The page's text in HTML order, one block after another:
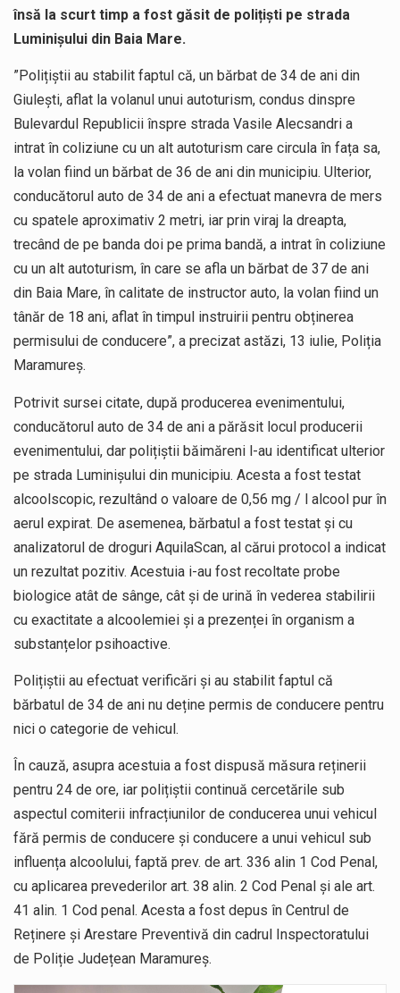
însă la scurt timp a fost găsit de polițiști pe strada
Luminișului din Baia Mare.
”Polițiștii au stabilit faptul că, un bărbat de 34 de ani din
Giulești, aflat la volanul unui autoturism, condus dinspre
Bulevardul Republicii înspre strada Vasile Alecsandri a
intrat în coliziune cu un alt autoturism care circula în fața sa,
la volan fiind un bărbat de 36 de ani din municipiu. Ulterior,
conducătorul auto de 34 de ani a efectuat manevra de mers
cu spatele aproximativ 2 metri, iar prin viraj la dreapta,
trecând de pe banda doi pe prima bandă, a intrat în coliziune
cu un alt autoturism, în care se afla un bărbat de 37 de ani
din Baia Mare, în calitate de instructor auto, la volan fiind un
tânăr de 18 ani, aflat în timpul instruirii pentru obținerea
permisului de conducere”, a precizat astăzi, 13 iulie, Poliția
Maramureș.
Potrivit sursei citate, după producerea evenimentului,
conducătorul auto de 34 de ani a părăsit locul producerii
evenimentului, dar polițiștii băimăreni l-au identificat ulterior
pe strada Luminișului din municipiu. Acesta a fost testat
alcoolscopic, rezultând o valoare de 0,56 mg / l alcool pur în
aerul expirat. De asemenea, bărbatul a fost testat și cu
analizatorul de droguri AquilaScan, al cărui protocol a indicat
un rezultat pozitiv. Acestuia i-au fost recoltate probe
biologice atât de sânge, cât și de urină în vederea stabilirii
cu exactitate a alcoolemiei și a prezenței în organism a
substanțelor psihoactive.
Polițiștii au efectuat verificări și au stabilit faptul că
bărbatul de 34 de ani nu deține permis de conducere pentru
nici o categorie de vehicul.
În cauză, asupra acestuia a fost dispusă măsura reținerii
pentru 24 de ore, iar polițiștii continuă cercetările sub
aspectul comiterii infracțiunilor de conducerea unui vehicul
fără permis de conducere și conducere a unui vehicul sub
influența alcoolului, faptă prev. de art. 336 alin 1 Cod Penal,
cu aplicarea prevederilor art. 38 alin. 2 Cod Penal și ale art.
41 alin. 1 Cod penal. Acesta a fost depus în Centrul de
Reținere și Arestare Preventivă din cadrul Inspectoratului
de Poliție Județean Maramureș.